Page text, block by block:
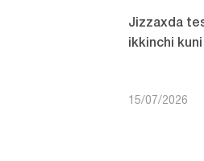
Jizzaxda
ikkinchi
15/07/2026